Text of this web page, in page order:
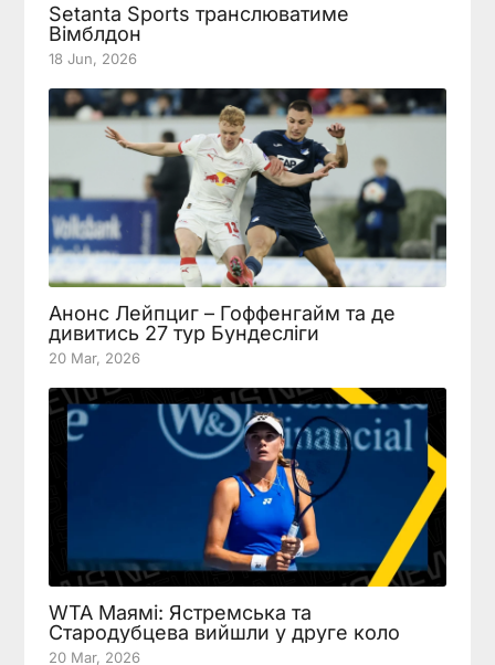
Setanta Sports транслюватиме
Вімблдон
18 Jun, 2026
Анонс Лейпциг – Гоффенгайм та де
дивитись 27 тур Бундесліги
20 Mar, 2026
WTA Маямі: Ястремська та
Стародубцева вийшли у друге коло
20 Mar, 2026